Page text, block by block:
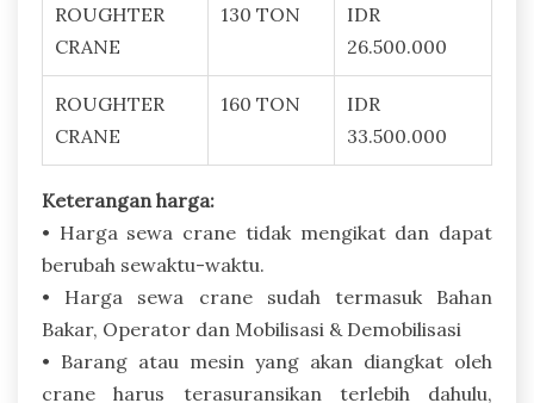
ROUGHTER
CRANE
130 TON
IDR
26.500.000
ROUGHTER
CRANE
160 TON
IDR
33.500.000
Keterangan harga:
• Harga sewa crane tidak mengikat dan dapat
berubah sewaktu-waktu.
• Harga sewa crane sudah termasuk Bahan
Bakar, Operator dan Mobilisasi & Demobilisasi
• Barang atau mesin yang akan diangkat oleh
crane harus terasuransikan terlebih dahulu,